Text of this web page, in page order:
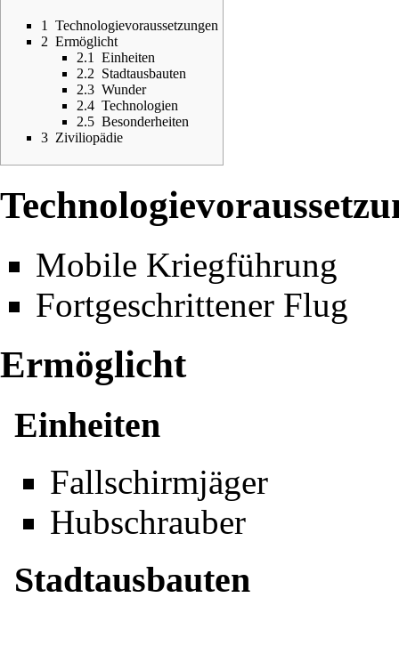
1
Technologievoraussetzungen
2 Ermöglicht
2.1
Einheiten
2.2 Stadtausbauten
2.3 Wunder
2.4 Technologien
2.5 Besonderheiten
3 Ziviliopädie
Mobile Kriegführung
Fortgeschrittener Flug
Ermöglicht
Einheiten
Fallschirmjäger
Hubschrauber
Stadtausbauten